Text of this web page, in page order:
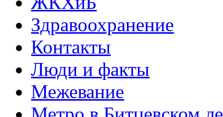
Здравоохранение
Контакты
Люди и факты
Межевание